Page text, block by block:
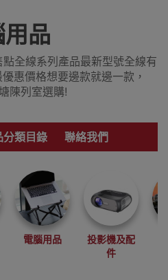
品
全線系列產品最新型號全線有
惠價格想要邊款就邊一款，
陳列室選購!
分類目錄 聯絡我們
電腦用品
投影機及配
件